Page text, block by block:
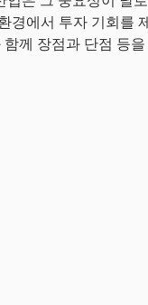
경에서 투자 기회를
께 장점과 단점 등